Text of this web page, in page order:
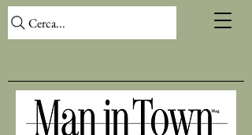
Cerca...